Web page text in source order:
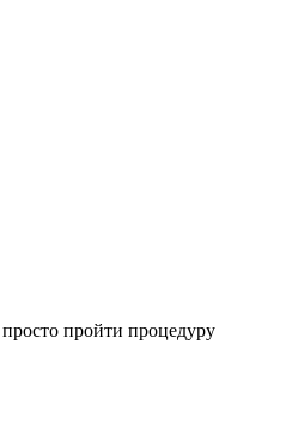
пройти процедуру